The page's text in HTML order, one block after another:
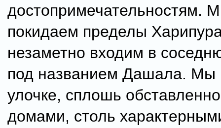
достопримечательностям.
покидаем пределы
незаметно входим в
под названием Дашала. Мы
улочке, сплошь
домами, столь